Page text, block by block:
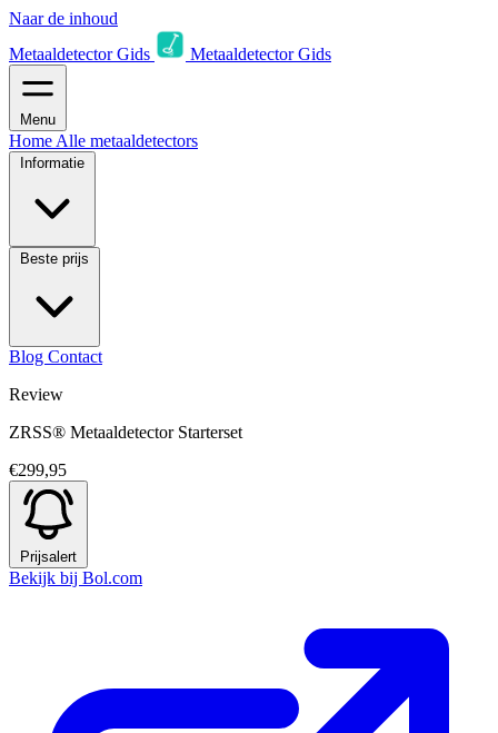
Naar de inhoud
Metaaldetector Gids
Metaaldetector Gids
Menu
Home Alle metaaldetectors
Informatie
Beste prijs
Blog Contact
Review
ZRSS® Metaaldetector Starterset
€299,95
Prijsalert
Bekijk bij Bol.com